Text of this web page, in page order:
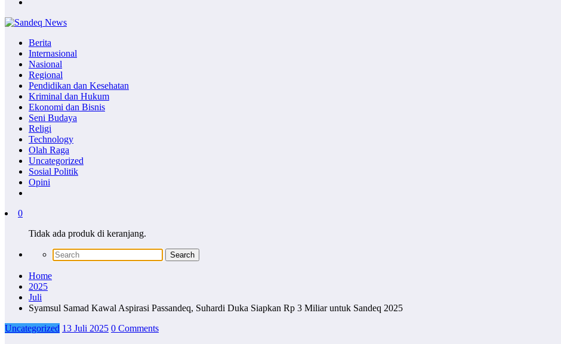
Berita
Internasional
Nasional
Regional
Pendidikan dan Kesehatan
Kriminal dan Hukum
Ekonomi dan Bisnis
Seni Budaya
Religi
Technology
Olah Raga
Uncategorized
Sosial Politik
Opini
0
Tidak ada produk di keranjang.
Home
2025
Juli
Syamsul Samad Kawal Aspirasi Passandeq, Suhardi Duka Siapkan Rp 3 Miliar untuk Sandeq 2025
Uncategorized 13 Juli 2025 0 Comments